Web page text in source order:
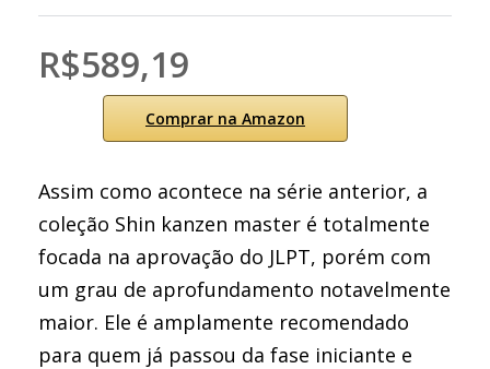
R$589,19
Comprar na Amazon
Assim como acontece na série anterior, a
coleção Shin kanzen master é totalmente
focada na aprovação do JLPT, porém com
um grau de aprofundamento notavelmente
maior. Ele é amplamente recomendado
para quem já passou da fase iniciante e